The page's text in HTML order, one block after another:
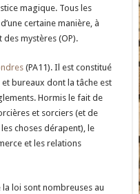
magique. Tous les
certaine manière, à
mystères (OP).
(PA11). Il est constitué
bureaux dont la tâche est
Hormis le fait de
et sorciers (et de
choses dérapent), le
et les relations
loi sont nombreuses au